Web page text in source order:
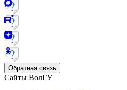
Обратная связь
Сайты ВолГУ